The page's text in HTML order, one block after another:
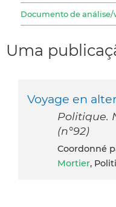
Documento de
Uma
Voyage en
Politique.
(n°92)
Coordonné
Mortier,